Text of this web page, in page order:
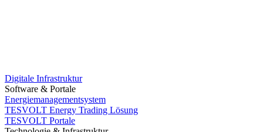
Digitale Infrastruktur
Software & Portale
Energiemanagementsystem
TESVOLT Energy Trading Lösung
TESVOLT Portale